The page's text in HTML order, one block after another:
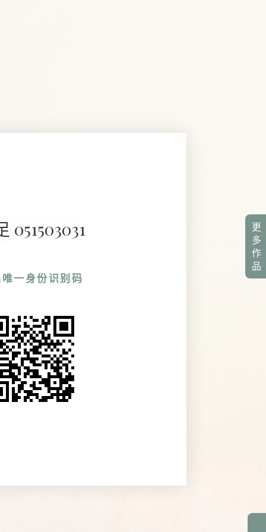
051503031
一身份识别码
更
多
作
品